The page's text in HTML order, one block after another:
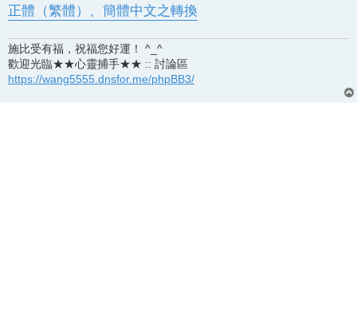
正體（繁體）、簡體中文之轉換
施比受有福，祝福您好運！ ^_^
歡迎光臨★★心靈捕手★★ :: 討論區
https://wang5555.dnsfor.me/phpBB3/